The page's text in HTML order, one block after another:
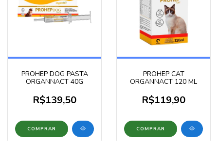
PROHEP DOG PASTA
ORGANNACT 40G
R$139,50
PROHEP CAT
ORGANNACT 120 ML
R$119,90